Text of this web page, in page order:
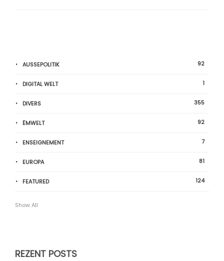
AUSSEPOLITIK 92
DIGITAL WELT 1
DIVERS 355
ËMWELT 92
ENSEIGNEMENT 7
EUROPA 81
FEATURED 124
Show All
REZENT POSTS